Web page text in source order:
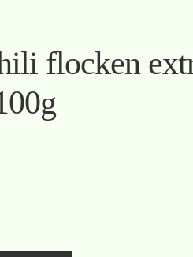
flocken